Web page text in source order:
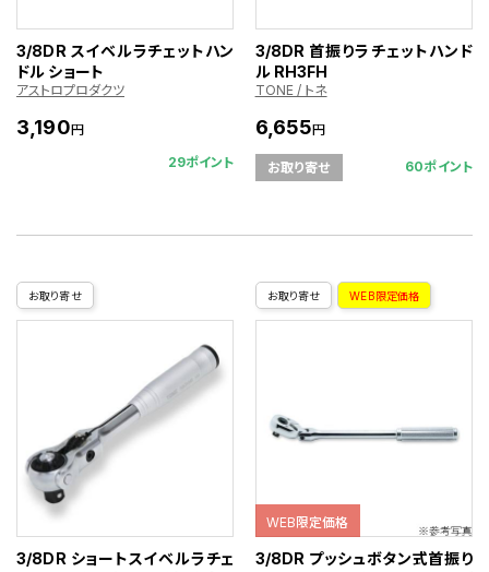
3/8DR スイベルラチェットハン
ドル ショート
アストロプロダクツ
3,190円
29ポイント
3/8DR 首振りラチェットハンド
ル RH3FH
TONE / トネ
6,655円
お取り寄せ 60ポイント
お取り寄せ
3/8DR ショートスイベルラチェ
お取り寄せ WEB限定価格
WEB限定価格
3/8DR プッシュボタン式首振り